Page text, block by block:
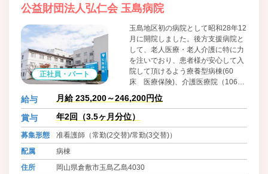
公益財団法人弘仁会 玉島病院
正社員・パート
玉島地区初の病院として昭和28年12
月に開院しました。後方支援病院と
して、老人医療・老人介護に特に力
を注いでおり、患者様が安心して入
院して頂けるよう療養型病棟(60
床 医療保険)、介護医療院（106床
介護保険）があります。在宅患者様
へ向けては、通所リハビリ・訪問看
護ステーション・ショートステイ・
居宅介護支援事業所がご利用いただ
けます。また、認知症状のある方が
ーム（定員２６名）、「通い」「訪
問」「泊まり」のサービスを組み合
給与 月給 235,200～246,200円位
賞与 年2回（3.5ヶ月分位）
募集形態
准看護師（常勤(2交替)/常勤(3交替)）
配属
病棟
住所
岡山県倉敷市玉島乙島4030